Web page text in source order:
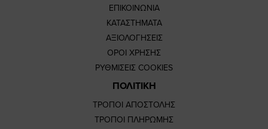
ΕΠΙΚΟΙΝΩΝΙΑ
ΚΑΤΑΣΤΗΜΑΤΑ
ΑΞΙΟΛΟΓΗΣΕΙΣ
ΟΡΟΙ ΧΡΗΣΗΣ
ΡΥΘΜΙΣΕΙΣ COOKIES
ΠΟΛΙΤΙΚΗ
ΤΡΟΠΟΙ ΑΠΟΣΤΟΛΗΣ
ΤΡΟΠΟΙ ΠΛΗΡΩΜΗΣ